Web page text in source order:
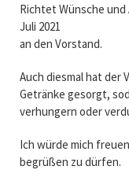
Richtet Wünsche
Juli 2021
an den Vorstand.
Auch diesmal hat der
Getränke gesorgt,
verhungern oder
Ich würde mich
begrüßen zu dürfen.